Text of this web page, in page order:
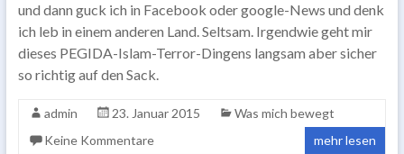
und dann guck ich in Facebook oder google-News und denk
ich leb in einem anderen Land. Seltsam. Irgendwie geht mir
dieses PEGIDA-Islam-Terror-Dingens langsam aber sicher
so richtig auf den Sack.
admin 23. Januar 2015
Was mich bewegt
Keine Kommentare
mehr lesen